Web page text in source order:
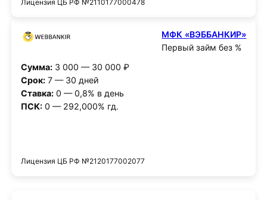
Лицензия ЦБ РФ №2110177000478
МФК «ВЭББАНКИР»
Первый займ без %
Сумма:3 000 — 30 000 ₽
Срок:7 — 30 дней
Ставка:0 — 0,8% в день
ПСК:0 — 292,000% гд.
Лицензия ЦБ РФ №2120177002077